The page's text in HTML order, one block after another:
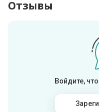
Отзывы
Войдите,